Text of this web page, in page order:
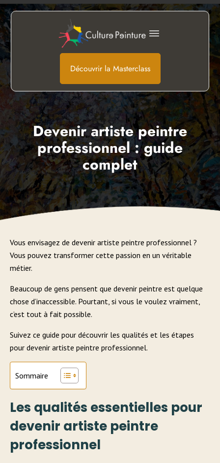
Découvrir la Masterclass
Devenir artiste peintre
professionnel : guide
complet
Vous envisagez de devenir artiste peintre professionnel ?
Vous pouvez transformer cette passion en un véritable
métier.
Beaucoup de gens pensent que devenir peintre est quelque
chose d’inaccessible. Pourtant, si vous le voulez vraiment,
c’est tout à fait possible.
Suivez ce guide pour découvrir les qualités et les étapes
pour devenir artiste peintre professionnel.
Sommaire
Les qualités essentielles pour
devenir artiste peintre
professionnel